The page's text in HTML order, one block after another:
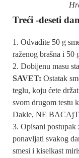
Treći -deseti
Odvadite 50 g
raženog brašna i 50
Dobijenu masu
SAVET: Ostatak
teglu, koju ćete
svom drugom testu
Dakle, NE
Opisani postupak
ponavljati svakog
smesi i kiselkast